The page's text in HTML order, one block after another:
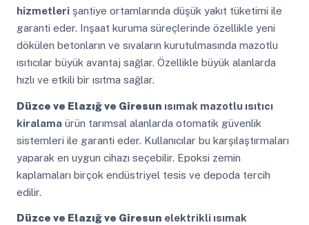
hizmetlerişantiye ortamlarında düşük yakıt tüketimi ile
garanti eder. Inşaat kuruma süreçlerinde özellikle yeni
dökülen betonların ve sıvaların kurutulmasında mazotlu
ısıtıcılar büyük avantaj sağlar. Özellikle büyük alanlarda
hızlı ve etkili bir ısıtma sağlar.
Düzce ve Elazığ ve Giresun ısımak mazotlu ısıtıcı
kiralamaürün tarımsal alanlarda otomatik güvenlik
sistemleri ile garanti eder. Kullanıcılar bu karşılaştırmaları
yaparak en uygun cihazı seçebilir. Epoksi zemin
kaplamaları birçok endüstriyel tesis ve depoda tercih
edilir.
Düzce ve Elazığ ve Giresun elektrikli ısımak